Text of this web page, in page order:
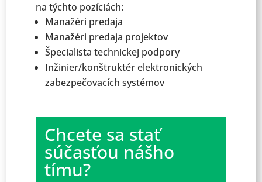
na týchto pozíciách:
Manažéri predaja
Manažéri predaja projektov
Špecialista technickej podpory
Inžinier/konštruktér elektronických
zabezpečovacích systémov
Chcete sa stať
súčasťou nášho
tímu?